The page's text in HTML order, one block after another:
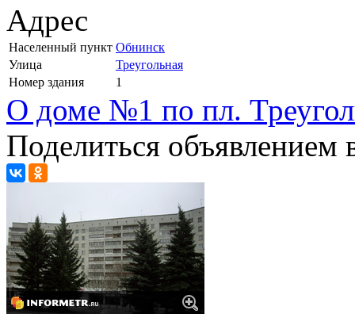
Адрес
Населенный пункт Обнинск
Улица
Треугольная
Номер здания
1
О доме №1 по пл.
Поделиться объявлением